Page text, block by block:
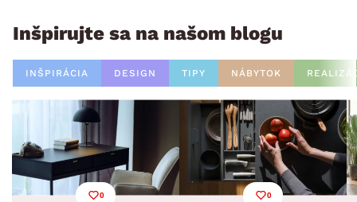
Inšpirujte sa na našom blogu
INŠPIRÁCIA DESIGN TIPY NÁBYTOK
0 0